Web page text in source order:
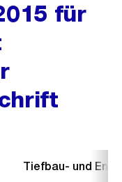
für
Tiefbau- und